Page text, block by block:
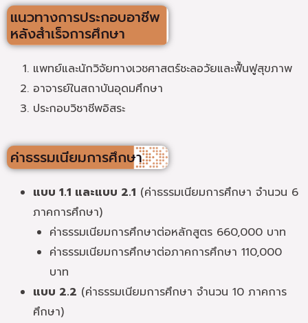
แนวทางการประกอบอาชีพ
หลังสำเร็จการศึกษา
แพทย์และนักวิจัยทางเวชศาสตร์ชะลอวัยและฟื้นฟูสุขภาพ
อาจารย์ในสถาบันอุดมศึกษา
ประกอบวิชาชีพอิสระ
ค่าธรรมเนียมการศึกษา
แบบ 1.1 และแบบ 2.1 (ค่าธรรมเนียมการศึกษา จำนวน 6
ภาคการศึกษา)
ค่าธรรมเนียมการศึกษาต่อหลักสูตร 660,000 บาท
ค่าธรรมเนียมการศึกษาต่อภาคการศึกษา 110,000
บาท
แบบ 2.2 (ค่าธรรมเนียมการศึกษา จำนวน 10 ภาคการ
ศึกษา)